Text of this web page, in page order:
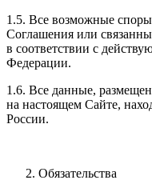
1.5. Все возможные
Соглашения или
в соответствии с
Федерации.
1.6. Все данные,
на настоящем Сайте,
России.
Обязательства